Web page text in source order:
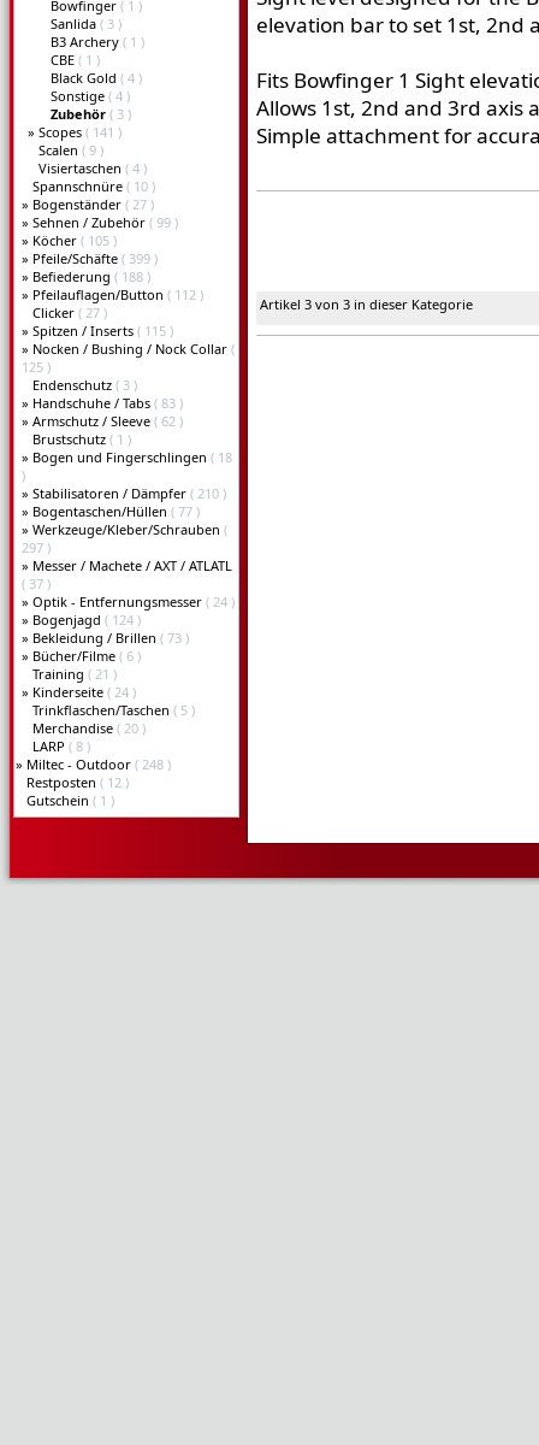
Bowfinger ( 1 )
Sanlida ( 3 )
B3 Archery ( 1 )
CBE ( 1 )
Black Gold ( 4 )
Sonstige ( 4 )
Zubehör ( 3 )
» Scopes ( 141 )
Scalen ( 9 )
Visiertaschen ( 4 )
Spannschnüre ( 10 )
» Bogenständer ( 27 )
» Sehnen / Zubehör ( 99 )
» Köcher ( 105 )
» Pfeile/Schäfte ( 399 )
» Befiederung ( 188 )
» Pfeilauflagen/Button ( 112 )
Clicker ( 27 )
» Spitzen / Inserts ( 115 )
» Nocken / Bushing / Nock Collar (
125 )
Endenschutz ( 3 )
» Handschuhe / Tabs ( 83 )
» Armschutz / Sleeve ( 62 )
Brustschutz ( 1 )
» Bogen und Fingerschlingen ( 18
)
» Stabilisatoren / Dämpfer ( 210 )
» Bogentaschen/Hüllen ( 77 )
» Werkzeuge/Kleber/Schrauben (
297 )
» Messer / Machete / AXT / ATLATL
( 37 )
» Optik - Entfernungsmesser ( 24 )
» Bogenjagd ( 124 )
» Bekleidung / Brillen ( 73 )
» Bücher/Filme ( 6 )
Training ( 21 )
» Kinderseite ( 24 )
Trinkflaschen/Taschen ( 5 )
Merchandise ( 20 )
LARP ( 8 )
» Miltec - Outdoor ( 248 )
Restposten ( 12 )
Gutschein ( 1 )
elevation bar to set 1st, 2nd
Fits Bowfinger 1 Sight
Allows 1st, 2nd and 3rd axis
Simple attachment for
Artikel 3 von 3 in dieser Kategorie